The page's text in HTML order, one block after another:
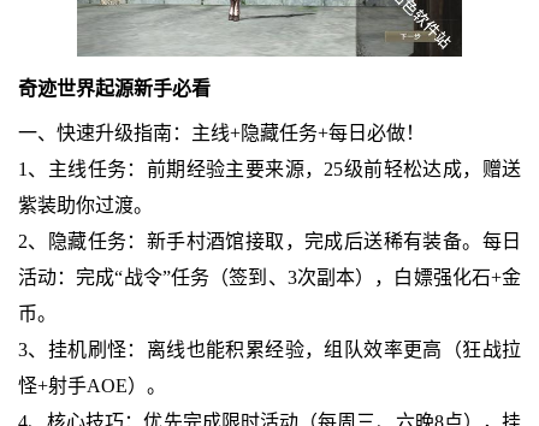
奇迹世界起源新手必看
一、快速升级指南：主线+隐藏任务+每日必做！
1、主线任务：前期经验主要来源，25级前轻松达成，赠送
紫装助你过渡。
2、隐藏任务：新手村酒馆接取，完成后送稀有装备。每日
活动：完成“战令”任务（签到、3次副本），白嫖强化石+金
币。
3、挂机刷怪：离线也能积累经验，组队效率更高（狂战拉
怪+射手AOE）。
4、核心技巧：优先完成限时活动（每周三、六晚8点），挂